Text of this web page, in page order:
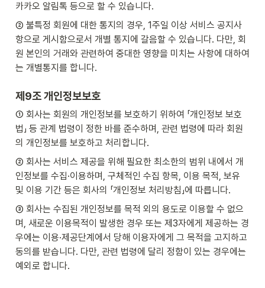
카카오 알림톡 등으로 할 수 있습니다.
② 불특정 회원에 대한 통지의 경우, 1주일 이상 서비스 공지사
항으로 게시함으로서 개별 통지에 갈음할 수 있습니다. 다만, 회
원 본인의 거래와 관련하여 중대한 영향을 미치는 사항에 대하여
는 개별통지를 합니다.
제9조 개인정보보호
① 회사는 회원의 개인정보를 보호하기 위하여 「개인정보 보호
법」 등 관계 법령이 정한 바를 준수하며, 관련 법령에 따라 회원
의 개인정보를 보호하고 처리합니다.
② 회사는 서비스 제공을 위해 필요한 최소한의 범위 내에서 개
인정보를 수집·이용하며, 구체적인 수집 항목, 이용 목적, 보유
및 이용 기간 등은 회사의 「개인정보 처리방침」에 따릅니다.
③ 회사는 수집된 개인정보를 목적 외의 용도로 이용할 수 없으
며, 새로운 이용목적이 발생한 경우 또는 제3자에게 제공하는 경
우에는 이용·제공단계에서 당해 이용자에게 그 목적을 고지하고
동의를 받습니다. 다만, 관련 법령에 달리 정함이 있는 경우에는
예외로 합니다.